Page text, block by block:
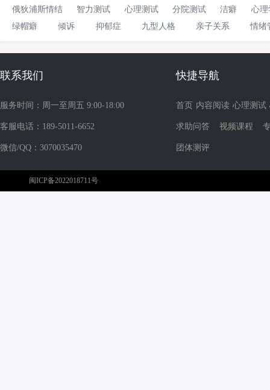
俄狄浦斯情结 智力测试 心理测试 分院测试 洁癖
心理
绿帽癖
倾诉 抑郁症 九型人格 亲子关系 情绪
联系我们
服务时间：周一至周五 9:00-18:00
客服电话：189-5011-6652
微信/QQ：3070035470
快捷导航
首页 内容阅读 心理测试
求助问答 视频课程
团体测评
闽ICP备2022018711号